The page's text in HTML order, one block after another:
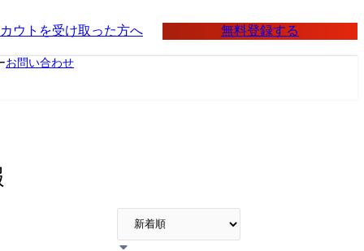
ウトを受け取った方へ 無料登録する
お問い合わせ